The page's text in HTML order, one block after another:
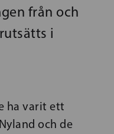
från och
i
ha varit ett
och de